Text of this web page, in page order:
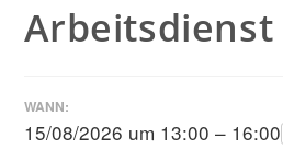
Arbeitsdienst
WANN:
15/08/2026 um 13:00 – 16:00